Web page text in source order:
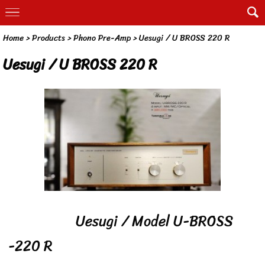
Home> Products >Phono Pre-Amp>Uesugi / U BROSS 220 R
Uesugi / U BROSS 220 R
Uesugi / Model U-BROSS
-220 R